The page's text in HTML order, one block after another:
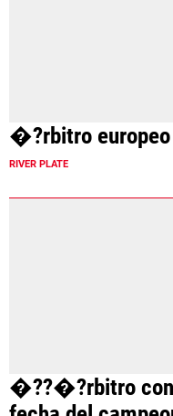
�?rbitro europeo
RIVER PLATE
�??�?rbitro